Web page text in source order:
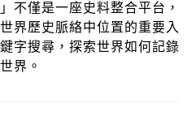
不僅是一座史料整合平台，
界歷史脈絡中位置的重要入
字搜尋，探索世界如何記錄
界。